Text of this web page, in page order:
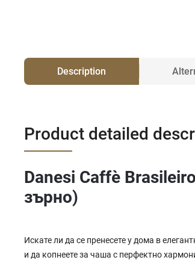
Description
Product detailed
Danesi Caffè
зърно)
Искате ли да се пренесете у дома в
и да копнеете за чаша с перфектно